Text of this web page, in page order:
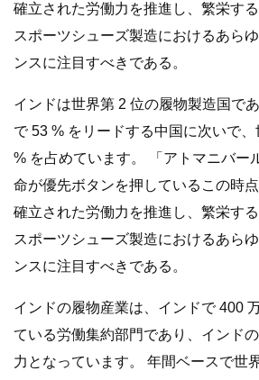
確立された労働力を推進し、繁栄す
スポーツシューズ製造におけるあら
ンスに注目すべきである。
インドは世界第 2 位の履物製造国で
で 53 % をリードする中国に次いで
% を占めています。 「アトマニバー
命が優先ボタンを押しているこの時
確立された労働力を推進し、繁栄す
スポーツシューズ製造におけるあら
ンスに注目すべきである。
インドの履物産業は、インドで 400
ている労働集約部門であり、インド
力となっています。 年間ベースで世